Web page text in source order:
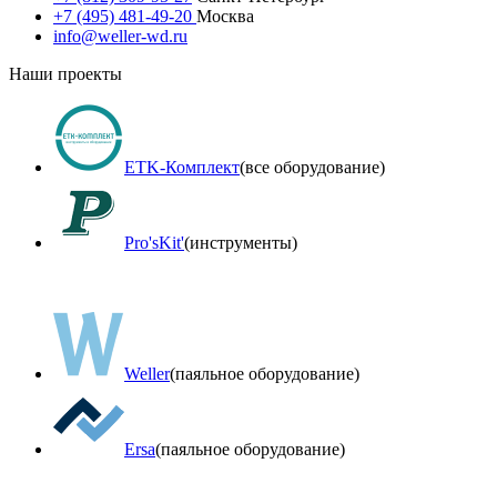
+7 (495) 481-49-20 Москва
info@weller-wd.ru
Наши проекты
ETK-Комплект(все оборудование)
Pro'sKit'(инструменты)
Weller(паяльное оборудование)
Ersa(паяльное оборудование)